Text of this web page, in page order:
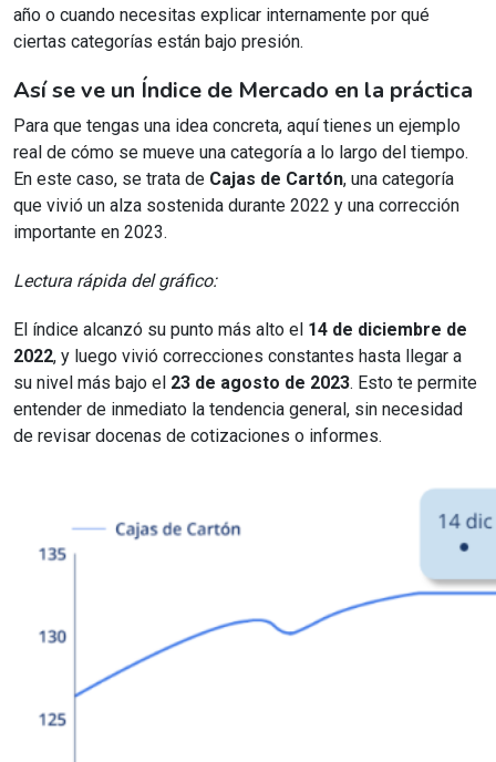
año o cuando necesitas explicar internamente por qué
ciertas categorías están bajo presión.
Así se ve un Índice de Mercado en la práctica
Para que tengas una idea concreta, aquí tienes un ejemplo
real de cómo se mueve una categoría a lo largo del tiempo.
En este caso, se trata de Cajas de Cartón, una categoría
que vivió un alza sostenida durante 2022 y una corrección
importante en 2023.
Lectura rápida del gráfico:
El índice alcanzó su punto más alto el 14 de diciembre de
2022, y luego vivió correcciones constantes hasta llegar a
su nivel más bajo el 23 de agosto de 2023. Esto te permite
entender de inmediato la tendencia general, sin necesidad
de revisar docenas de cotizaciones o informes.